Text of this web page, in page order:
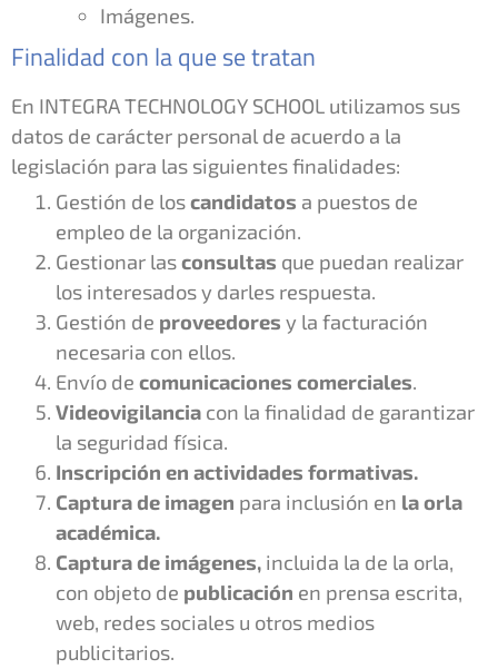
Imágenes.
Finalidad con la que se tratan
En INTEGRA TECHNOLOGY SCHOOL utilizamos sus
datos de carácter personal de acuerdo a la
legislación para las siguientes finalidades:
Gestión de loscandidatos a puestos de
empleo de la organización.
Gestionar lasconsultas que puedan realizar
los interesados y darles respuesta.
Gestión de proveedores y la facturación
necesaria con ellos.
Envío de comunicaciones comerciales.
Videovigilancia con la finalidad de garantizar
la seguridad física.
Inscripción en actividades formativas.
Captura de imagen para inclusión en la orla
académica.
Captura de imágenes, incluida la de la orla,
con objeto de publicación en prensa escrita,
web, redes sociales u otros medios
publicitarios.